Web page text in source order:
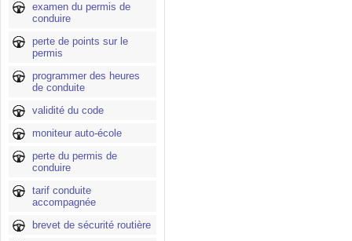
examen du permis de
conduire
perte de points sur le
permis
programmer des heures
de conduite
validité du code
moniteur auto-école
perte du permis de
conduire
tarif conduite
accompagnée
brevet de sécurité routière